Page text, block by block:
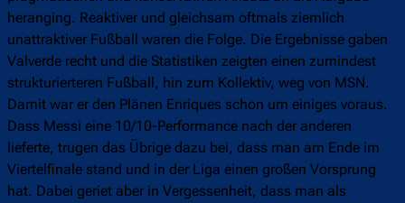
heranging. Reaktiver und gleichsam oftmals ziemlich
unattraktiver Fußball waren die Folge. Die Ergebnisse gaben
Valverde recht und die Statistiken zeigten einen zumindest
strukturierteren Fußball, hin zum Kollektiv, weg von MSN.
Damit war er den Plänen Enriques schon um einiges voraus.
Dass Messi eine 10/10-Performance nach der anderen
lieferte, trugen das Übrige dazu bei, dass man am Ende im
Viertelfinale stand und in der Liga einen großen Vorsprung
hat. Dabei geriet aber in Vergessenheit, dass man als